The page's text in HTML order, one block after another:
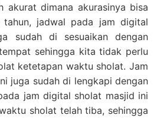
akurat dimana akurasinya bisa
tahun, jadwal pada jam digital
sudah di sesuaikan dengan
sehingga kita tidak perlu
ketetapan waktu sholat. Jam
juga sudah di lengkapi dengan
jam digital sholat masjid ini
sholat telah tiba, sehingga